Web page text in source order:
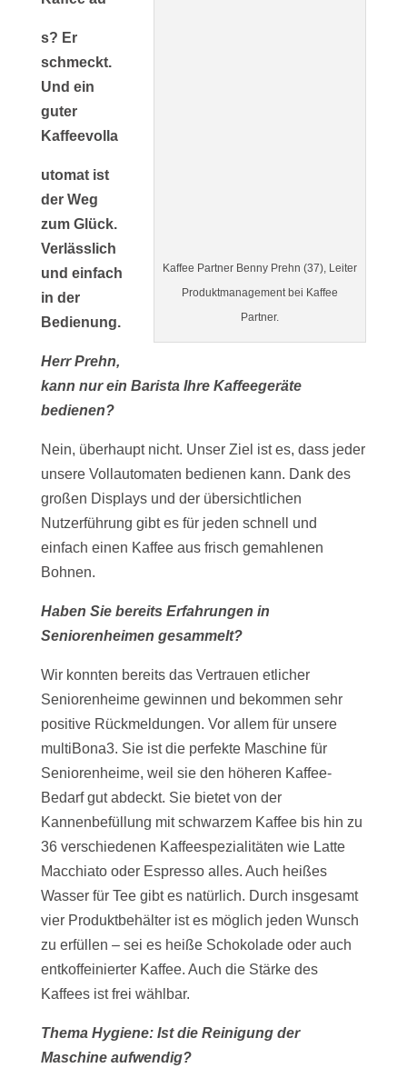
Kaffee Partner Benny Prehn (37), Leiter
Produktmanagement bei Kaffee
Partner.
s? Er
schmeckt.
Und ein
guter
Kaffeevolla
utomat ist
der Weg
zum Glück.
Verlässlich
und einfach
in der
Bedienung.
Herr Prehn,
kann nur ein Barista Ihre Kaffeegeräte
bedienen?
Nein, überhaupt nicht. Unser Ziel ist es, dass jeder
unsere Vollautomaten bedienen kann. Dank des
großen Displays und der übersichtlichen
Nutzerführung gibt es für jeden schnell und
einfach einen Kaffee aus frisch gemahlenen
Bohnen.
Haben Sie bereits Erfahrungen in
Seniorenheimen gesammelt?
Wir konnten bereits das Vertrauen etlicher
Seniorenheime gewinnen und bekommen sehr
positive Rückmeldungen. Vor allem für unsere
multiBona3. Sie ist die perfekte Maschine für
Seniorenheime, weil sie den höheren Kaffee-
Bedarf gut abdeckt. Sie bietet von der
Kannenbefüllung mit schwarzem Kaffee bis hin zu
36 verschiedenen Kaffeespezialitäten wie Latte
Macchiato oder Espresso alles. Auch heißes
Wasser für Tee gibt es natürlich. Durch insgesamt
vier Produktbehälter ist es möglich jeden Wunsch
zu erfüllen – sei es heiße Schokolade oder auch
entkoffeinierter Kaffee. Auch die Stärke des
Kaffees ist frei wählbar.
Thema Hygiene: Ist die Reinigung der
Maschine aufwendig?